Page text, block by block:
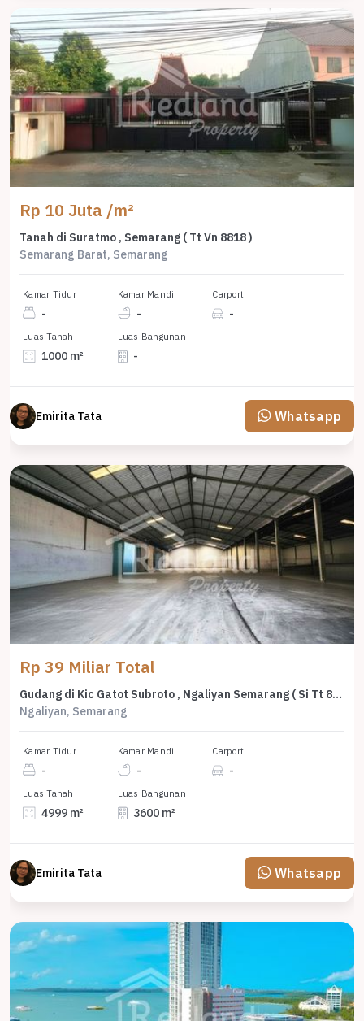
Rp 10 Juta /m²
Tanah di Suratmo , Semarang ( Tt Vn 8818 )
Semarang Barat, Semarang
Kamar Tidur
-
Kamar Mandi
-
Carport
-
Luas Tanah
1000 m²
Luas Bangunan
-
Emirita Tata Whatsapp
Rp 39 Miliar Total
Gudang di Kic Gatot Subroto , Ngaliyan Semarang ( Si Tt 8798 )
Ngaliyan, Semarang
Kamar Tidur
-
Kamar Mandi
-
Carport
-
Luas Tanah
4999 m²
Luas Bangunan
3600 m²
Emirita Tata Whatsapp